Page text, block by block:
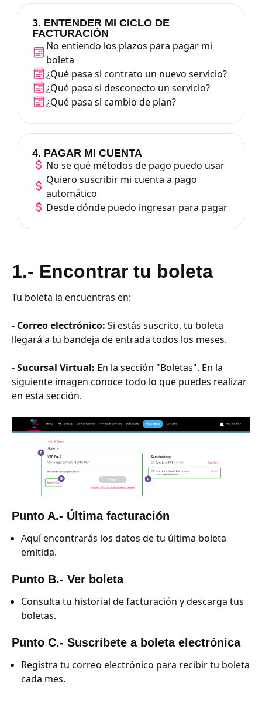
3. ENTENDER MI CICLO DE
FACTURACIÓN
No entiendo los plazos para pagar mi
boleta
¿Qué pasa si contrato un nuevo servicio?
¿Qué pasa si desconecto un servicio?
¿Qué pasa si cambio de plan?
4. PAGAR MI CUENTA
No se qué métodos de pago puedo usar
Quiero suscribir mi cuenta a pago
automático
Desde dónde puedo ingresar para pagar
1.- Encontrar tu boleta
Tu boleta la encuentras en:
- Correo electrónico: Si estás suscrito, tu boleta
llegará a tu bandeja de entrada todos los meses.
- Sucursal Virtual: En la sección "Boletas". En la
siguiente imagen conoce todo lo que puedes realizar
en esta sección.
Punto A.- Última facturación
Aquí encontrarás los datos de tu última boleta
emitida.
Punto B.- Ver boleta
Consulta tu historial de facturación y descarga tus
boletas.
Punto C.- Suscríbete a boleta electrónica
Registra tu correo electrónico para recibir tu boleta
cada mes.